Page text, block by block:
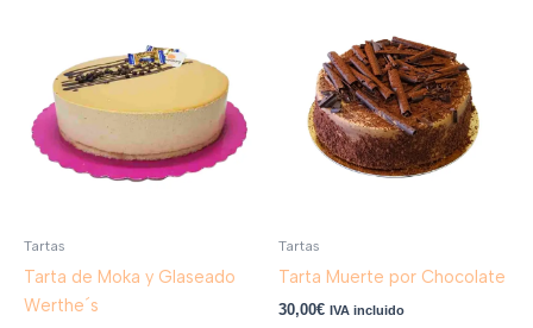
Tartas
Tarta de Moka y Glaseado
Werthe´s
Tartas
Tarta Muerte por Chocolate
30,00€ IVA incluido